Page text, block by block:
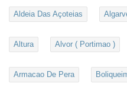
Aldeia Das Açoteias
Altura Alvor ( Portimao )
Armacao De Pera